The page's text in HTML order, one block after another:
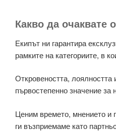
Какво да очаквате
Екипът ни гарантира
рамките на категориите, в
Откровеността, лоялността
първостепенно значение за
Ценим времето, мнението и
ги възприемаме като